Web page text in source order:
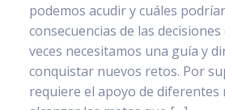
podemos acudir y cuáles
consecuencias de las
veces necesitamos una guía y
conquistar nuevos retos. Por
requiere el apoyo de diferentes